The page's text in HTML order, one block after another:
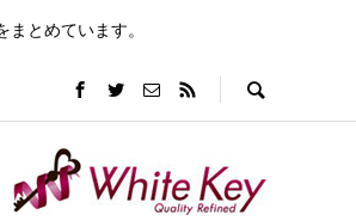
とめています。